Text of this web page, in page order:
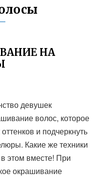
НА
девушек
волос, которое
и подчеркнуть
Какие же техники
этом вместе! При
окрашивание